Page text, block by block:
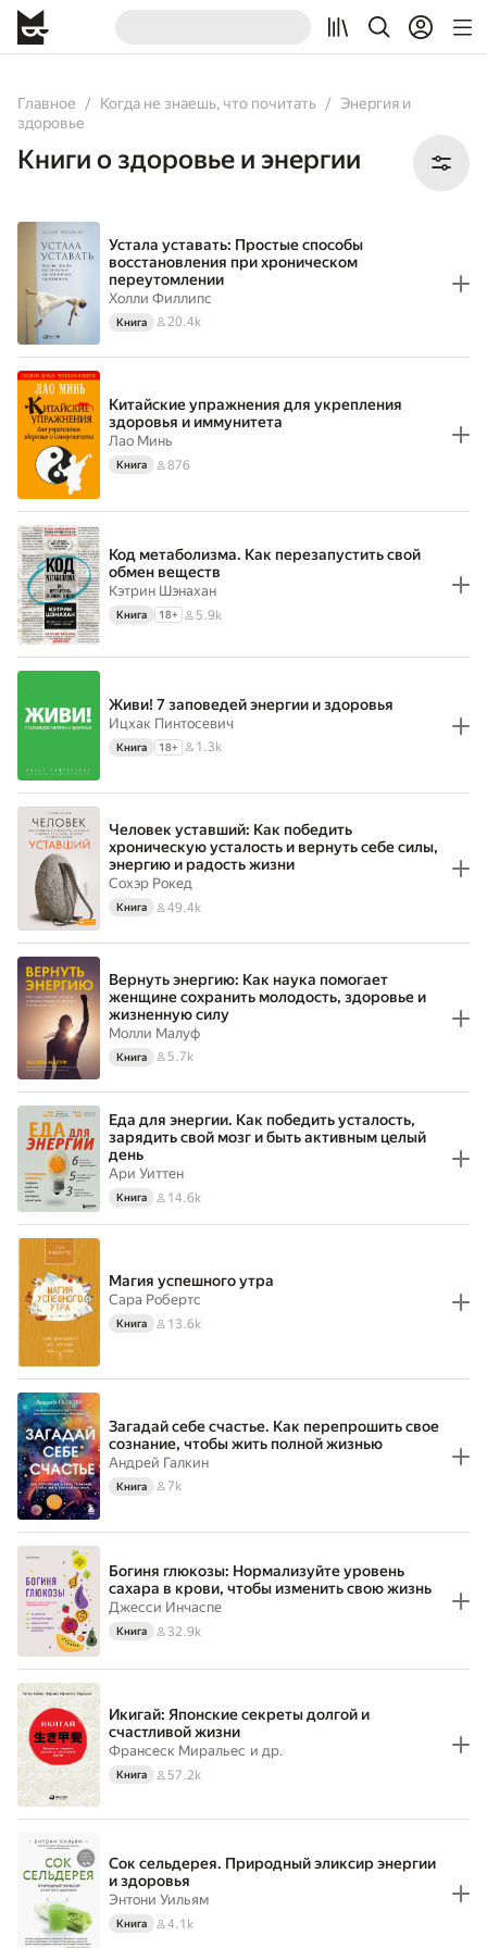
Главное Когда не знаешь, что почитать
Энергия и
здоровье
AllBooks
Книги о здоровье и энергии
Устала уставать: Простые способы
восстановления при хроническом
переутомлении
Холли Филлипс
Книга 20.4k
Китайские упражнения для укрепления
здоровья и иммунитета
Лао Минь
Книга 876
Код метаболизма. Как перезапустить свой
обмен веществ
Кэтрин Шэнахан
Книга 18+ 5.9k
Живи! 7 заповедей энергии и здоровья
Ицхак Пинтосевич
Книга 18+ 1.3k
Человек уставший: Как победить
хроническую усталость и вернуть себе силы,
энергию и радость жизни
Сохэр Рокед
Книга 49.4k
Вернуть энергию: Как наука помогает
женщине сохранить молодость, здоровье и
жизненную силу
Молли Малуф
Книга 5.7k
Еда для энергии. Как победить усталость,
зарядить свой мозг и быть активным целый
день
Ари Уиттен
Книга 14.6k
Магия успешного утра
Сара Робертс
Книга 13.6k
Загадай себе счастье. Как перепрошить свое
сознание, чтобы жить полной жизнью
Андрей Галкин
Книга 7k
Богиня глюкозы: Нормализуйте уровень
сахара в крови, чтобы изменить свою жизнь
Джесси Инчаспе
Книга 32.9k
Икигай: Японские секреты долгой и
счастливой жизни
Франсеск Миральес и др.
Книга 57.2k
Сок сельдерея. Природный эликсир энергии
и здоровья
Энтони Уильям
Книга 4.1k